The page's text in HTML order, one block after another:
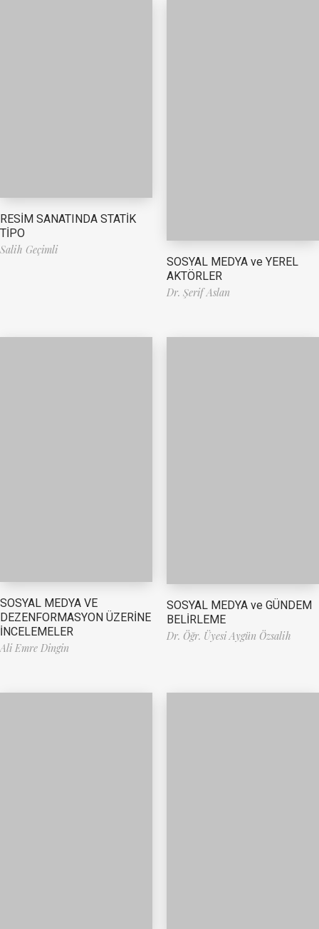
RESİM SANATINDA STATİK
TİPO
Salih Geçimli
SOSYAL MEDYA ve YEREL
AKTÖRLER
Dr. Şerif Aslan
SOSYAL MEDYA VE
DEZENFORMASYON ÜZERİNE
İNCELEMELER
Ali Emre Dingin
SOSYAL MEDYA ve GÜNDEM
BELİRLEME
Dr. Öğr. Üyesi Aygün Özsalih